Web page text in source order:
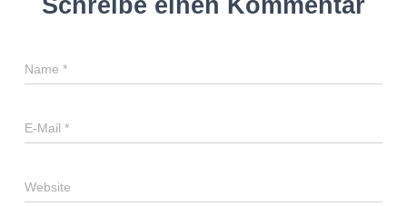
Schreibe einen Kommentar
Name *
E-Mail *
Website